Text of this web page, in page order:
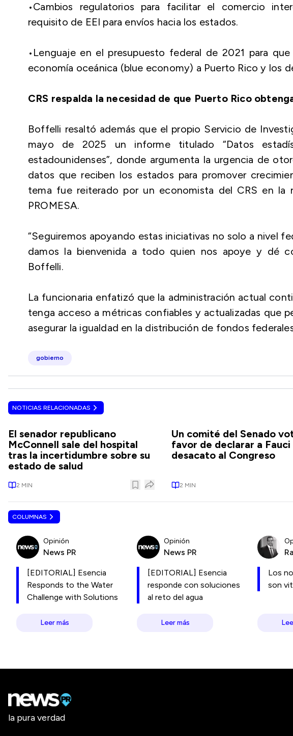
•Cambios regulatorios para facilitar el comercio
requisito de EEI para envíos hacia los estados.
•Lenguaje en el presupuesto federal de 2021 para
economía oceánica (blue economy) a Puerto Rico y los
CRS respalda la necesidad de que Puerto Rico
Boffelli resaltó además que el propio Servicio de
mayo de 2025 un informe titulado “Datos
estadounidenses”, donde argumenta la urgencia de
datos que reciben los estados para promover
tema fue reiterado por un economista del CRS en la
PROMESA.
“Seguiremos apoyando estas iniciativas no solo a nivel
damos la bienvenida a todo quien nos apoye y dé
Boffelli.
La funcionaria enfatizó que la administración actual
tenga acceso a métricas confiables y actualizadas que
asegurar la igualdad en la distribución de fondos
gobierno
NOTICIAS RELACIONADAS
El senador republicano
McConnell sale del hospital
tras la incertidumbre sobre su
estado de salud
2 MIN
Un comité del Senado
favor de declarar a Fauci
desacato al Congreso
2 MIN
COLUMNAS
Opinión
News PR
[EDITORIAL] Esencia
Responds to the Water
Challenge with Solutions
Leer más
Opinión
News PR
[EDITORIAL] Esencia
responde con soluciones
al reto del agua
Leer más
Los
son
la pura verdad